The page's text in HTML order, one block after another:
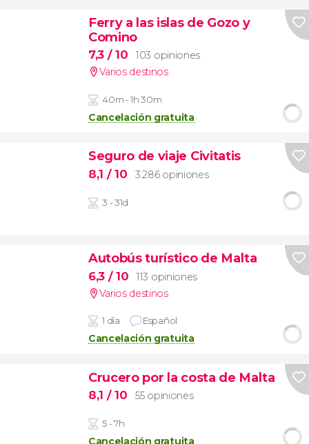
Ferry a las islas de Gozo y
Comino
7,3 / 10
103 opiniones
Varios destinos
40m - 1h 30m
Cancelación gratuita
Seguro de viaje Civitatis
8,1 / 10 3.286 opiniones
3 - 31d
Autobús turístico de Malta
6,3 / 10
113 opiniones
Varios destinos
1 día Español
Cancelación gratuita
Crucero por la costa de Malta
8,1 / 10 55 opiniones
5 - 7h
Cancelación gratuita